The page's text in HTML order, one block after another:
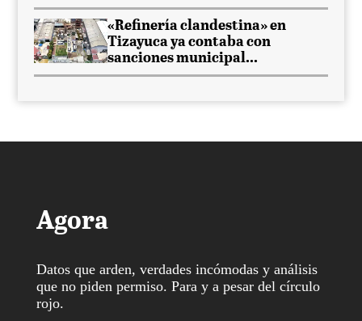
«Refinería clandestina» en
Tizayuca ya contaba con
sanciones municipal...
Agora
Datos que arden, verdades incómodas y análisis
que no piden permiso. Para y a pesar del círculo
rojo.